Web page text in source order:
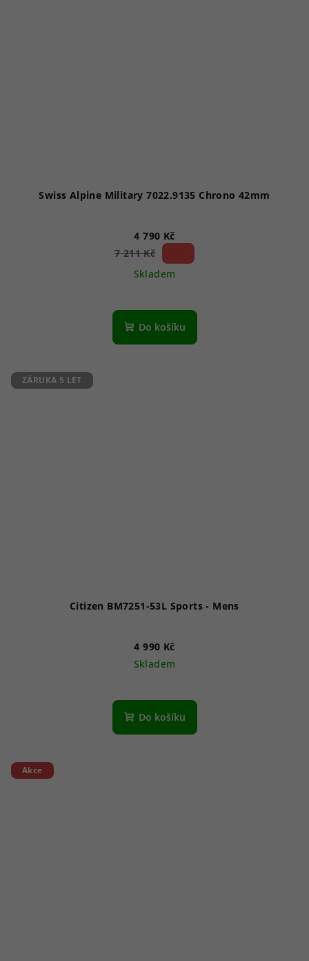
Swiss Alpine Military 7022.9135 Chrono 42mm
4 790 Kč
7 211 Kč
Skladem
Do košíku
ZÁRUKA 5 LET
Citizen BM7251-53L Sports - Mens
4 990 Kč
Skladem
Do košíku
Akce